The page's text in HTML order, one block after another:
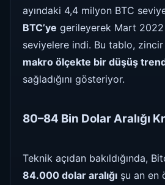
ayındaki 4,4 milyon BTC
BTC’ye gerileyerek Mart
seviyelere indi. Bu tablo,
makro ölçekte bir düşüş
sağladığını gösteriyor.
80–84 Bin Dolar Aralığı
Teknik açıdan bakıldığında,
84.000 dolar aralığı şu an en